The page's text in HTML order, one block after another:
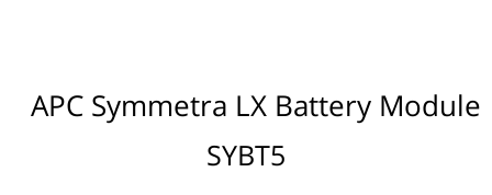
APC Symmetra LX Battery Module
SYBT5